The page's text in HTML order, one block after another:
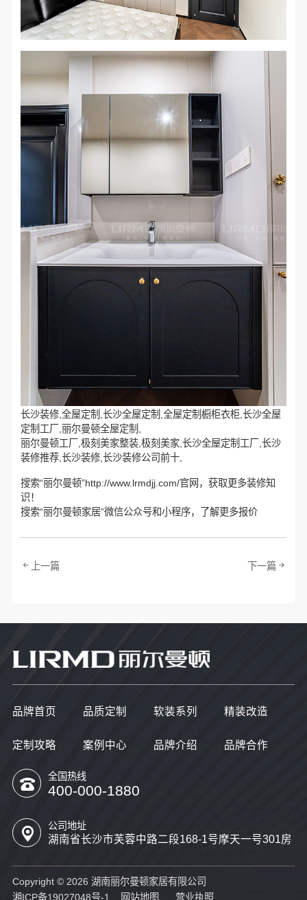
长沙装修,全屋定制,长沙全屋定制,全屋定制橱柜衣柜,长沙全屋
定制工厂,丽尔曼顿全屋定制,
丽尔曼顿工厂,极刻美家整装,极刻美家,长沙全屋定制工厂,长沙
装修推荐,长沙装修,长沙装修公司前十,
搜索“丽尔曼顿”http://www.lrmdjj.com/官网，获取更多装修知
识！
搜索“丽尔曼顿家居”微信公众号和小程序，了解更多报价
上一篇 下一篇
品牌首页 品质定制 软装系列 精装改造
定制攻略 案例中心 品牌介绍 品牌合作
全国热线
400-000-1880
公司地址
湖南省长沙市芙蓉中路二段168-1号摩天一号301房
Copyright © 2026 湖南丽尔曼顿家居有限公司
湘ICP备19027048号-1
网站地图 营业执照